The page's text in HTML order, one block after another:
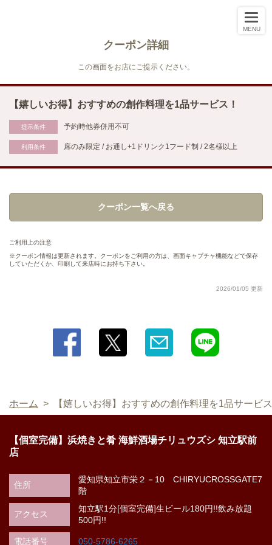
MENU
クーポン詳細
この画面をお店にご提示ください。
【嬉しいお得】おすすめの創作料理を1品サービス！
提示条件 予約時他券併用不可
利用条件 席のみ限定 / お通し+1ドリンク1フード制 / 2名様以上
クーポン一覧へ戻る
ご利用上の注意
クーポン情報は更新されます。クーポンをご利用の方は、画面キャプチャ機能などで保存
していただくか、印刷して来店時にお持ち下さい。
2026/01/05 更新
ホーム 【嬉しいお得】おすすめの創作料理を1品サービ
室完備】浜焼きと肴 海鮮酒場チリュウズシ 知立駅前店
愛知県知立市栄２－10 CHIRYUCROSSGATE7階
閉じる
【個室完備】浜焼きと肴 海鮮酒場チリュウズシ 知立駅前
店
住所
愛知県知立市栄２－10 CHIRYUCROSSGATE7
階
アクセス
知立駅1分[個室完備]生ビール180円!!飲み放題
500円!!
電話番号 050-5786-6265